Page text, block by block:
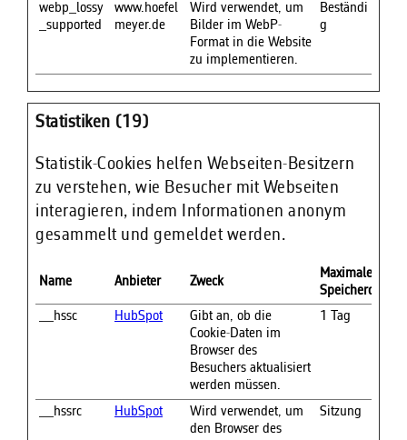
webp_lossy
_supported
www.hoefel
meyer.de
Wird verwendet, um
Bilder im WebP-
Format in die Website
zu implementieren.
Beständi
g
Statistiken (19)
Statistik-Cookies helfen Webseiten-Besitzern
zu verstehen, wie Besucher mit Webseiten
interagieren, indem Informationen anonym
gesammelt und gemeldet werden.
Name Anbieter Zweck
Maximale
Speicherdauer
__hssc
HubSpot
Gibt an, ob die
Cookie-Daten im
Browser des
Besuchers aktualisiert
werden müssen.
1 Tag
__hssrc HubSpot
Wird verwendet, um
den Browser des
Sitzung